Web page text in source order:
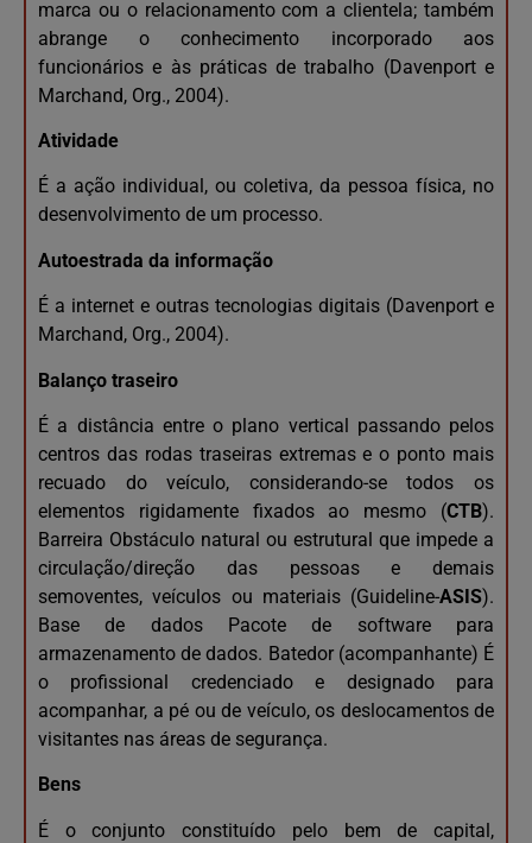
marca ou o relacionamento com a clientela; também
abrange o conhecimento incorporado aos
funcionários e às práticas de trabalho (Davenport e
Marchand, Org., 2004).
Atividade
É a ação individual, ou coletiva, da pessoa física, no
desenvolvimento de um processo.
Autoestrada da informação
É a internet e outras tecnologias digitais (Davenport e
Marchand, Org., 2004).
Balanço traseiro
É a distância entre o plano vertical passando pelos
centros das rodas traseiras extremas e o ponto mais
recuado do veículo, considerando-se todos os
elementos rigidamente fixados ao mesmo (CTB).
Barreira Obstáculo natural ou estrutural que impede a
circulação/direção das pessoas e demais
semoventes, veículos ou materiais (Guideline-ASIS).
Base de dados Pacote de software para
armazenamento de dados. Batedor (acompanhante) É
o profissional credenciado e designado para
acompanhar, a pé ou de veículo, os deslocamentos de
visitantes nas áreas de segurança.
Bens
É o conjunto constituído pelo bem de capital,